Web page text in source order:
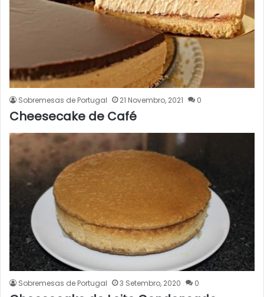
Sobremesas de Portugal 21 Novembro, 2021 0
Cheesecake de Café
Sobremesas de Portugal 3 Setembro, 2020 0